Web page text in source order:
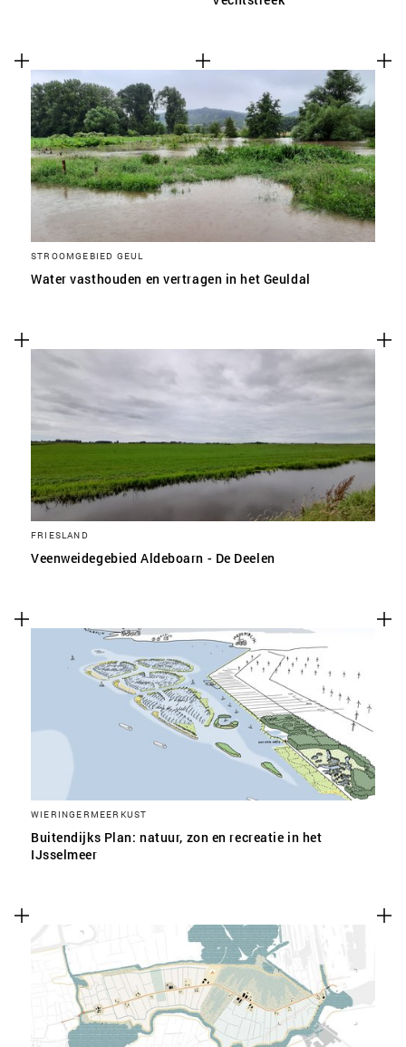
STROOMGEBIED GEUL
Water vasthouden en vertragen in het Geuldal
FRIESLAND
Veenweidegebied Aldeboarn - De Deelen
WIERINGERMEERKUST
Buitendijks Plan: natuur, zon en recreatie in het
IJsselmeer